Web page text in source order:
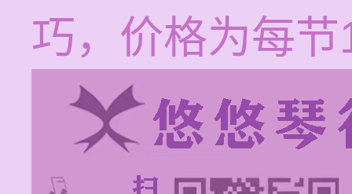
巧，价格为每